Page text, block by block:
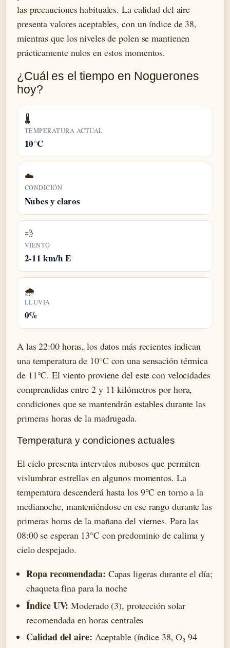
las precauciones habituales. La calidad del aire
presenta valores aceptables, con un índice de 38,
mientras que los niveles de polen se mantienen
prácticamente nulos en estos momentos.
¿Cuál es el tiempo en Noguerones
hoy?
🌡️
TEMPERATURA ACTUAL
10°C
☁️
CONDICIÓN
Nubes y claros
💨
VIENTO
2-11 km/h E
🌧️
LLUVIA
0%
A las 22:00 horas, los datos más recientes indican
una temperatura de 10°C con una sensación térmica
de 11°C. El viento proviene del este con velocidades
comprendidas entre 2 y 11 kilómetros por hora,
condiciones que se mantendrán estables durante las
primeras horas de la madrugada.
Temperatura y condiciones actuales
El cielo presenta intervalos nubosos que permiten
vislumbrar estrellas en algunos momentos. La
temperatura descenderá hasta los 9°C en torno a la
medianoche, manteniéndose en ese rango durante las
primeras horas de la mañana del viernes. Para las
08:00 se esperan 13°C con predominio de calima y
cielo despejado.
Ropa recomendada: Capas ligeras durante el día;
chaqueta fina para la noche
Índice UV: Moderado (3), protección solar
recomendada en horas centrales
Calidad del aire: Aceptable (índice 38, O₃ 94